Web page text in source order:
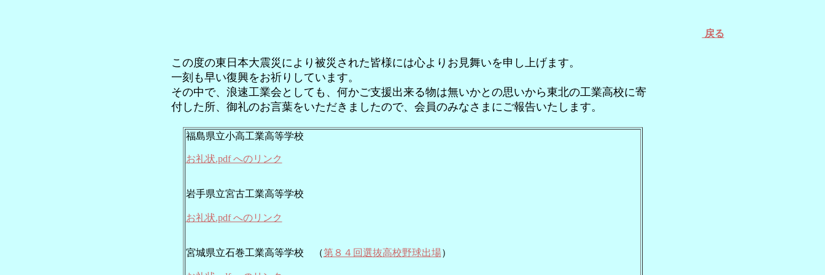
戻る
この度の東日本大震災により被災された皆様には心よりお見舞いを申し上げます。
一刻も早い復興をお祈りしています。
その中で、浪速工業会としても、何かご支援出来る物は無いかとの思いから東北の工業高校に寄
付した所、御礼のお言葉をいただきましたので、会員のみなさまにご報告いたします。
福島県立小高工業高等学校
お礼状.pdf へのリンク
岩手県立宮古工業高等学校
お礼状.pdf へのリンク
宮城県立石巻工業高等学校 （第８４回選抜高校野球出場）